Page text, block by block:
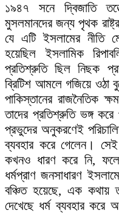
১৯৪৭ সনে দ্বিজাতি
মুসলমানদের জন্য পৃথক
যে এটি ইসলামের নীতি
হয়েছিল ইসলামিক
প্রতিশ্রুতি ছিল নিছক
ব্রিটিশ আমলে গজিয়ে ওঠা
পাকিস্তানের রাজনৈতিক
তাদের প্রতিশ্রুতি ভঙ্গ করে
প্রভুদের অনুকরণেই
ব্যবহার করে গেলেন।
কখনও ধারণ করে নি,
ধর্মপ্রাণ জনসাধারণ
বঞ্চিত হয়েছে, এক কথায়
দেখেছে ধর্ম ব্যবহার করে